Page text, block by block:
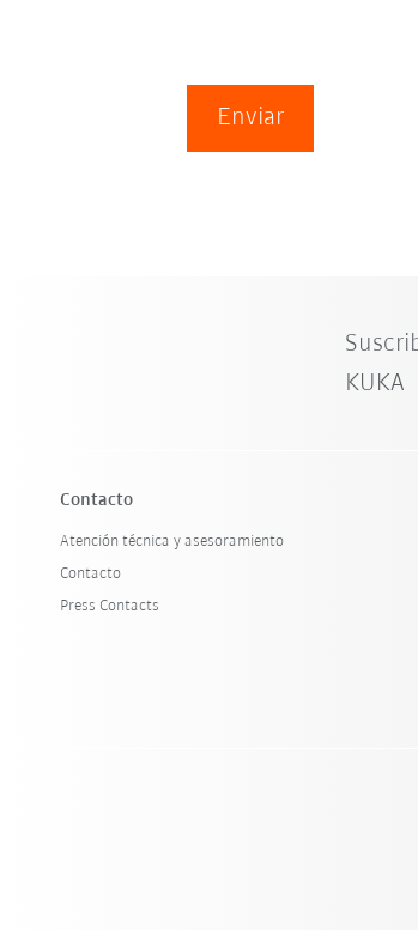
Enviar
KUKA
Contacto
Atención técnica y asesoramiento
Contacto
Press Contacts